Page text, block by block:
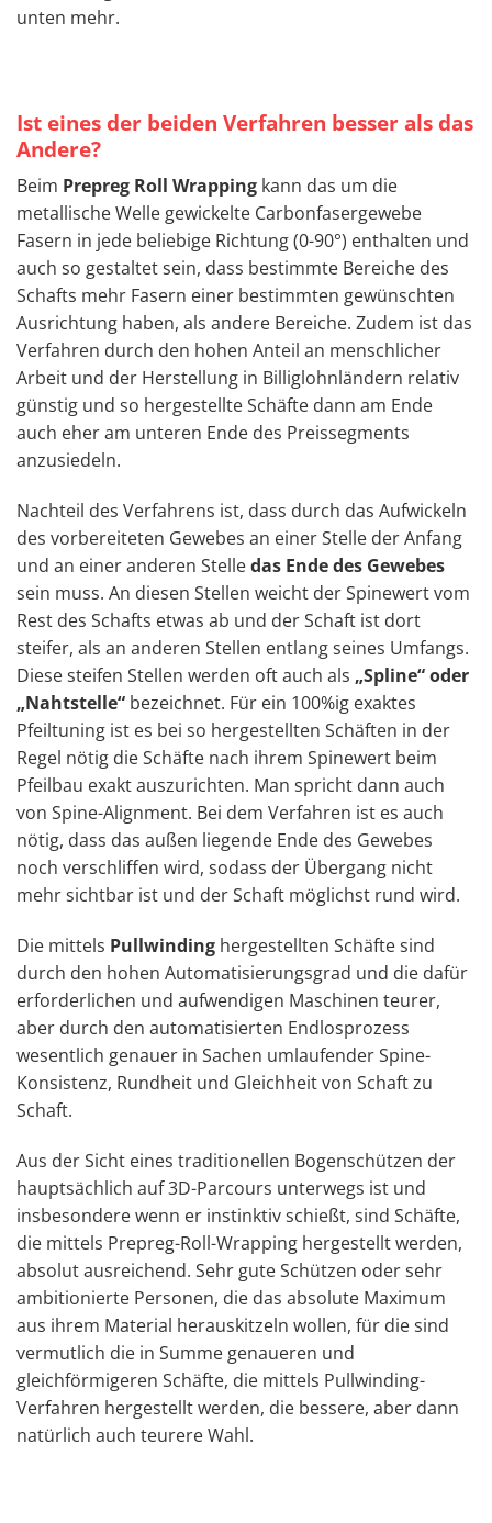
unten mehr.
Ist eines der beiden Verfahren besser als das
Andere?
Beim Prepreg Roll Wrapping kann das um die
metallische Welle gewickelte Carbonfasergewebe
Fasern in jede beliebige Richtung (0-90°) enthalten und
auch so gestaltet sein, dass bestimmte Bereiche des
Schafts mehr Fasern einer bestimmten gewünschten
Ausrichtung haben, als andere Bereiche. Zudem ist das
Verfahren durch den hohen Anteil an menschlicher
Arbeit und der Herstellung in Billiglohnländern relativ
günstig und so hergestellte Schäfte dann am Ende
auch eher am unteren Ende des Preissegments
anzusiedeln.
Nachteil des Verfahrens ist, dass durch das Aufwickeln
des vorbereiteten Gewebes an einer Stelle der Anfang
und an einer anderen Stelledas Ende des Gewebes
sein muss. An diesen Stellen weicht der Spinewert vom
Rest des Schafts etwas ab und der Schaft ist dort
steifer, als an anderen Stellen entlang seines Umfangs.
Diese steifen Stellen werden oft auch als „Spline“ oder
„Nahtstelle“ bezeichnet. Für ein 100%ig exaktes
Pfeiltuning ist es bei so hergestellten Schäften in der
Regel nötig die Schäfte nach ihrem Spinewert beim
Pfeilbau exakt auszurichten. Man spricht dann auch
von Spine-Alignment. Bei dem Verfahren ist es auch
nötig, dass das außen liegende Ende des Gewebes
noch verschliffen wird, sodass der Übergang nicht
mehr sichtbar ist und der Schaft möglichst rund wird.
Die mittels Pullwinding hergestellten Schäfte sind
durch den hohen Automatisierungsgrad und die dafür
erforderlichen und aufwendigen Maschinen teurer,
aber durch den automatisierten Endlosprozess
wesentlich genauer in Sachen umlaufender Spine-
Konsistenz, Rundheit und Gleichheit von Schaft zu
Schaft.
Aus der Sicht eines traditionellen Bogenschützen der
hauptsächlich auf 3D-Parcours unterwegs ist und
insbesondere wenn er instinktiv schießt, sind Schäfte,
die mittels Prepreg-Roll-Wrapping hergestellt werden,
absolut ausreichend. Sehr gute Schützen oder sehr
ambitionierte Personen, die das absolute Maximum
aus ihrem Material herauskitzeln wollen, für die sind
vermutlich die in Summe genaueren und
gleichförmigeren Schäfte, die mittels Pullwinding-
Verfahren hergestellt werden, die bessere, aber dann
natürlich auch teurere Wahl.